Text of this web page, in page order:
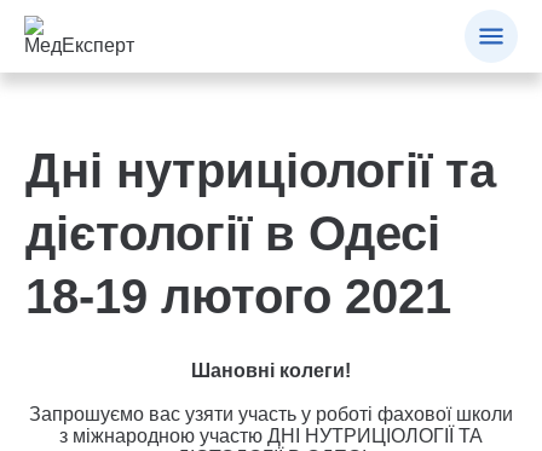
Дні нутриціології та
дієтології в Одесі
18-19 лютого 2021
Шановні колеги!
Запрошуємо вас узяти участь у роботі фахової школи
з міжнародною участю ДНІ НУТРИЦІОЛОГІЇ ТА